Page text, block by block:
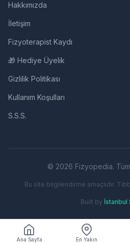
Hakkımızda
İletişim
Fizyoterapist Kaydı
🎁 Hediye Üyelik
Gizlilik Politikası
Kullanım Koşulları
S.S.S.
© 2026 Fizyopedia. Tüm
Bu site bilgilendirme amaçlıdır.
Built by İstanbul
Ana Sayfa En Yakın